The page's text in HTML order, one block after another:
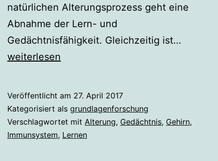
natürlichen Alterungsprozess geht eine
Abnahme der Lern- und
Gedächtnisfähigkeit. Gleichzeitig ist…
weiterlesen
Veröffentlicht am 27. April 2017
Kategorisiert als grundlagenforschung
Verschlagwortet mit Alterung, Gedächtnis, Gehirn,
Immunsystem, Lernen